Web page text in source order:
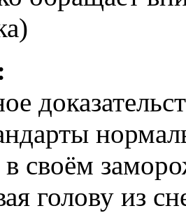
своём
голову из